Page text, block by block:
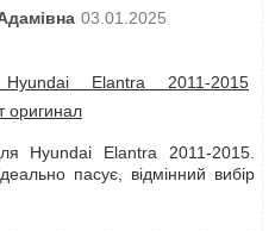
03.01.2025
Hyundai Elantra 2011-2015
оригинал
Hyundai Elantra 2011-2015.
пасує, відмінний вибір